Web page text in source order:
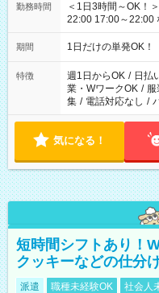
勤務時間
＜1日3時間～OK！＞ ▼ 例えば… ▼ 15:00～18:00 15:00～
22:00 17:00～22:00 など こちら以外の時間もお気軽
ださい！
期間 1日だけの単発OK
特徴 週1日からOK / 日払
業・WワークOK / 服
集 / 電話対応なし /
気になる！
短時間シフトあり！
クッキーなどの仕分
派遣 職種未経験OK 社会人